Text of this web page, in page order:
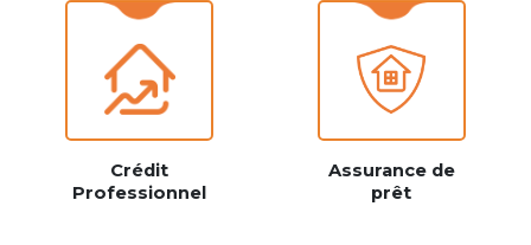
Crédit
Professionnel
Assurance de
prêt